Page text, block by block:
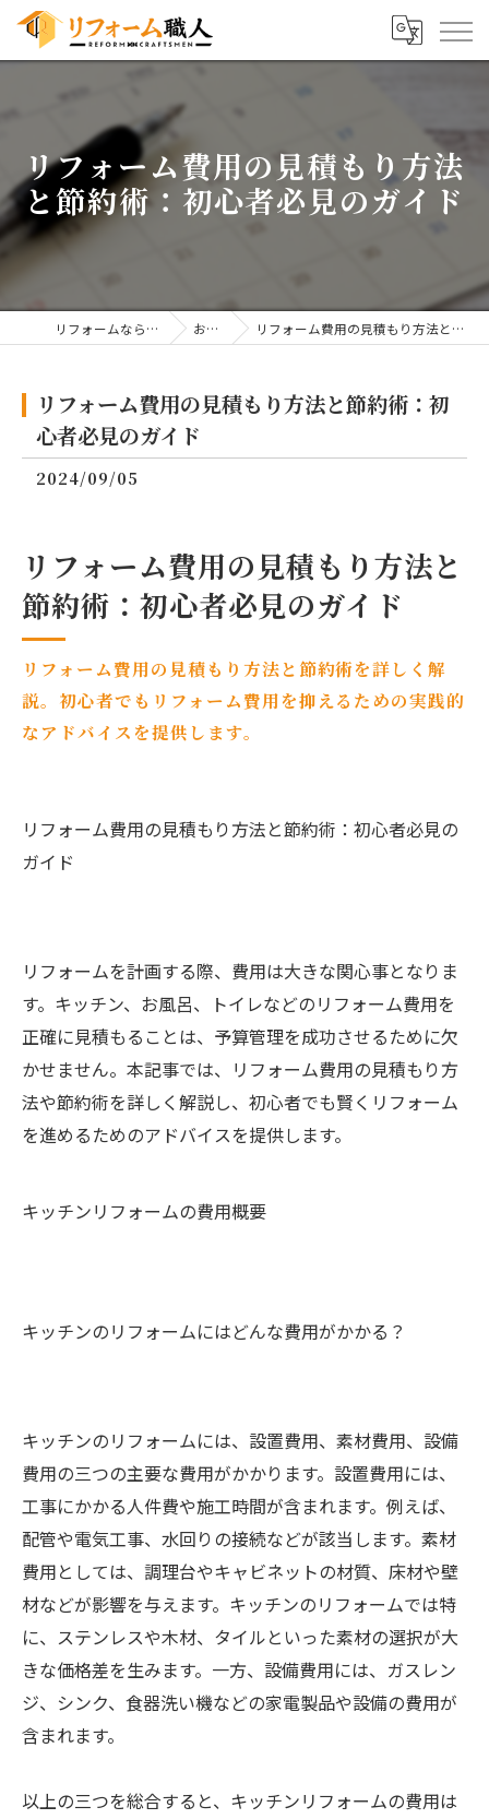
リフォーム費用の見積もり方法
と節約術：初心者必見のガイド
リフォームならリフォーム職人 お知らせ リフォーム費用の見積もり方法と節約術：初心者必見のガイド
リフォーム費用の見積もり方法と節約術：初
心者必見のガイド
2024/09/05
リフォーム費用の見積もり方法と
節約術：初心者必見のガイド
リフォーム費用の見積もり方法と節約術を詳しく解
説。初心者でもリフォーム費用を抑えるための実践的
なアドバイスを提供します。
リフォーム費用の見積もり方法と節約術：初心者必見の
ガイド
リフォームを計画する際、費用は大きな関心事となりま
す。キッチン、お風呂、トイレなどのリフォーム費用を
正確に見積もることは、予算管理を成功させるために欠
かせません。本記事では、リフォーム費用の見積もり方
法や節約術を詳しく解説し、初心者でも賢くリフォーム
を進めるためのアドバイスを提供します。
キッチンリフォームの費用概要
キッチンのリフォームにはどんな費用がかかる？
キッチンのリフォームには、設置費用、素材費用、設備
費用の三つの主要な費用がかかります。設置費用には、
工事にかかる人件費や施工時間が含まれます。例えば、
配管や電気工事、水回りの接続などが該当します。素材
費用としては、調理台やキャビネットの材質、床材や壁
材などが影響を与えます。キッチンのリフォームでは特
に、ステンレスや木材、タイルといった素材の選択が大
きな価格差を生みます。一方、設備費用には、ガスレン
ジ、シンク、食器洗い機などの家電製品や設備の費用が
含まれます。
以上の三つを総合すると、キッチンリフォームの費用は